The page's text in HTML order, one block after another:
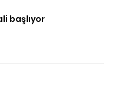
başlıyor